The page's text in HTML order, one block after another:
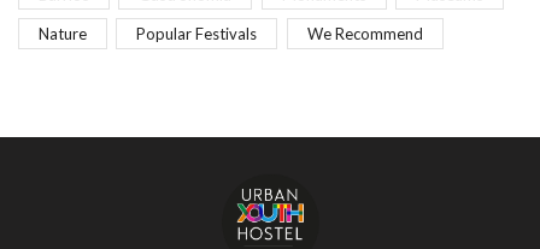
Nature Popular Festivals We Recommend